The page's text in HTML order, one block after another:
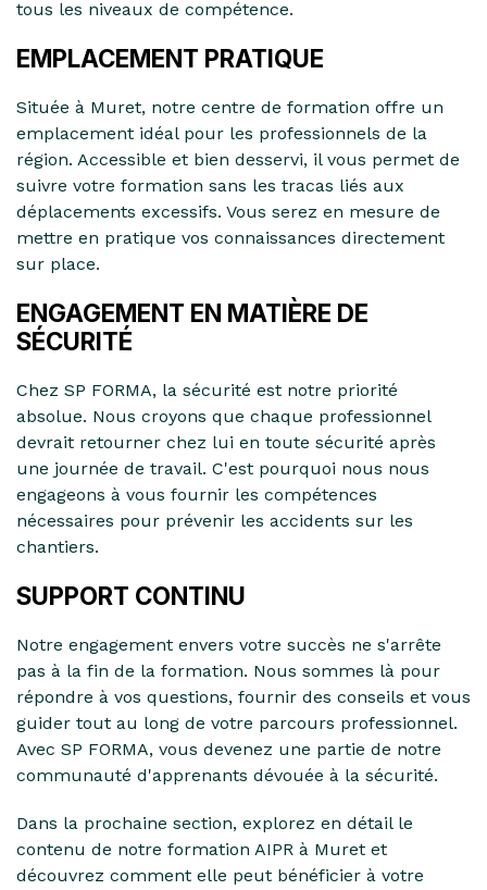
tous les niveaux de compétence.
EMPLACEMENT PRATIQUE
Située à Muret, notre centre de formation offre un
emplacement idéal pour les professionnels de la
région. Accessible et bien desservi, il vous permet de
suivre votre formation sans les tracas liés aux
déplacements excessifs. Vous serez en mesure de
mettre en pratique vos connaissances directement
sur place.
ENGAGEMENT EN MATIÈRE DE
SÉCURITÉ
Chez SP FORMA, la sécurité est notre priorité
absolue. Nous croyons que chaque professionnel
devrait retourner chez lui en toute sécurité après
une journée de travail. C'est pourquoi nous nous
engageons à vous fournir les compétences
nécessaires pour prévenir les accidents sur les
chantiers.
SUPPORT CONTINU
Notre engagement envers votre succès ne s'arrête
pas à la fin de la formation. Nous sommes là pour
répondre à vos questions, fournir des conseils et vous
guider tout au long de votre parcours professionnel.
Avec SP FORMA, vous devenez une partie de notre
communauté d'apprenants dévouée à la sécurité.
Dans la prochaine section, explorez en détail le
contenu de notre formation AIPR à Muret et
découvrez comment elle peut bénéficier à votre